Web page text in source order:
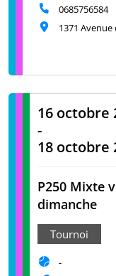
0685756584
1371 Avenue
16 octobre
-
18 octobre
P250 Mixte
dimanche
Tournoi
-